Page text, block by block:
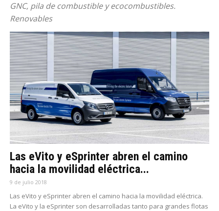
GNC, pila de combustible y ecocombustibles.
Renovables
Las eVito y eSprinter abren el camino
hacia la movilidad eléctrica...
9 de julio 2018
Las eVito y eSprinter abren el camino hacia la movilidad eléctrica.
La eVito y la eSprinter son desarrolladas tanto para grandes flotas